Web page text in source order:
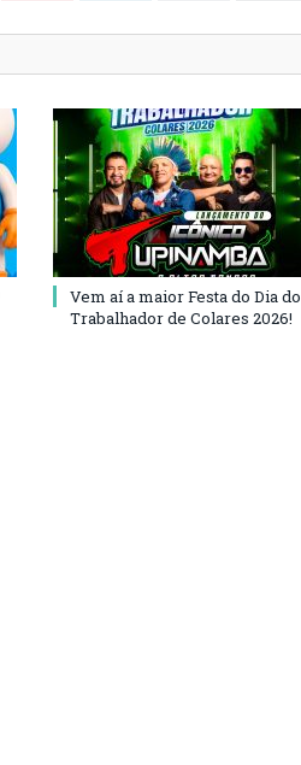
Vem aí a maior Festa do Dia do
Trabalhador de Colares 2026!